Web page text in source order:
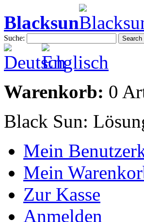
Blacksun
Suche: Search
Warenkorb: 0
Black Sun:
Mein
Mein
Zur Kasse
Anmelden